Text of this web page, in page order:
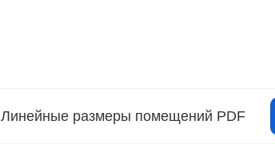
Линейные размеры помещений PDF